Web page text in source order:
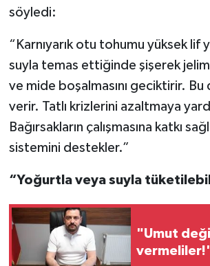
söyledi:
“Karnıyarık otu tohumu yüksek lif
suyla temas ettiğinde şişerek
ve mide boşalmasını geciktirir. Bu
verir. Tatlı krizlerini azaltmaya
Bağırsakların çalışmasına katkı
sistemini destekler.”
“Yoğurtla veya suyla
"Umut